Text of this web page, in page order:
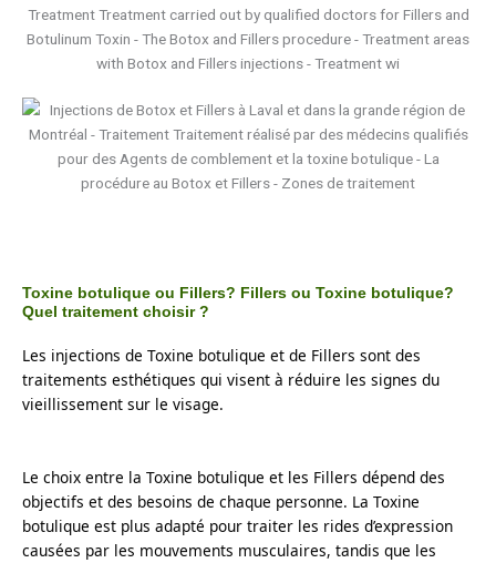
Toxine botulique ou Fillers? Fillers ou Toxine botulique?
Quel traitement choisir ?
Les injections de Toxine botulique et de Fillers sont des
traitements esthétiques qui visent à réduire les signes du
vieillissement sur le visage.
Le choix entre la Toxine botulique et les Fillers dépend des
objectifs et des besoins de chaque personne. La Toxine
botulique est plus adapté pour traiter les rides d’expression
causées par les mouvements musculaires, tandis que les